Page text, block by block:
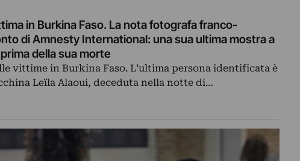
in Burkina Faso. La nota fotografa franco-
di Amnesty International: una sua ultima mostra a
della sua morte
vittime in Burkina Faso. L’ultima persona identificata è
Leïla Alaoui, deceduta nella notte di…